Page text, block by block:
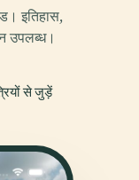
इतिहास,
उपलब्ध।
से जुड़ें